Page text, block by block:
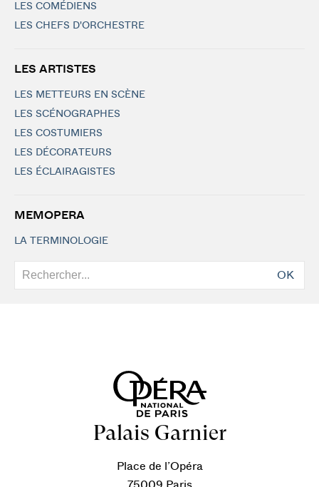
LES COMÉDIENS
LES CHEFS D'ORCHESTRE
LES ARTISTES
LES METTEURS EN SCÈNE
LES SCÉNOGRAPHES
LES COSTUMIERS
LES DÉCORATEURS
LES ÉCLAIRAGISTES
MEMOPERA
LA TERMINOLOGIE
OK
Palais Garnier
Place de l’Opéra